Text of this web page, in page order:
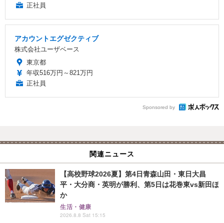
正社員
アカウントエグゼクティブ
株式会社ユーザベース
東京都
年収516万円～821万円
正社員
Sponsored by
関連ニュース
【高校野球2026夏】第4日青森山田・東日大昌
平・大分商・英明が勝利、第5日は花巻東vs新田ほ
か
生活・健康
2026.8.8 Sat 15:15